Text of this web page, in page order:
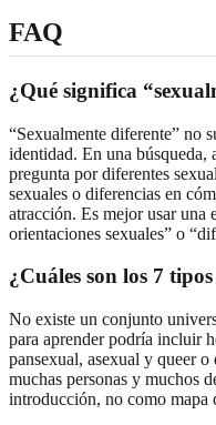
FAQ
¿Qué significa
“Sexualmente diferente” no
identidad. En una búsqueda,
pregunta por diferentes
sexuales o diferencias en
atracción. Es mejor usar una
orientaciones sexuales” o
¿Cuáles son los 7
No existe un conjunto
para aprender podría incluir
pansexual, asexual y queer
muchas personas y muchos
introducción, no como mapa